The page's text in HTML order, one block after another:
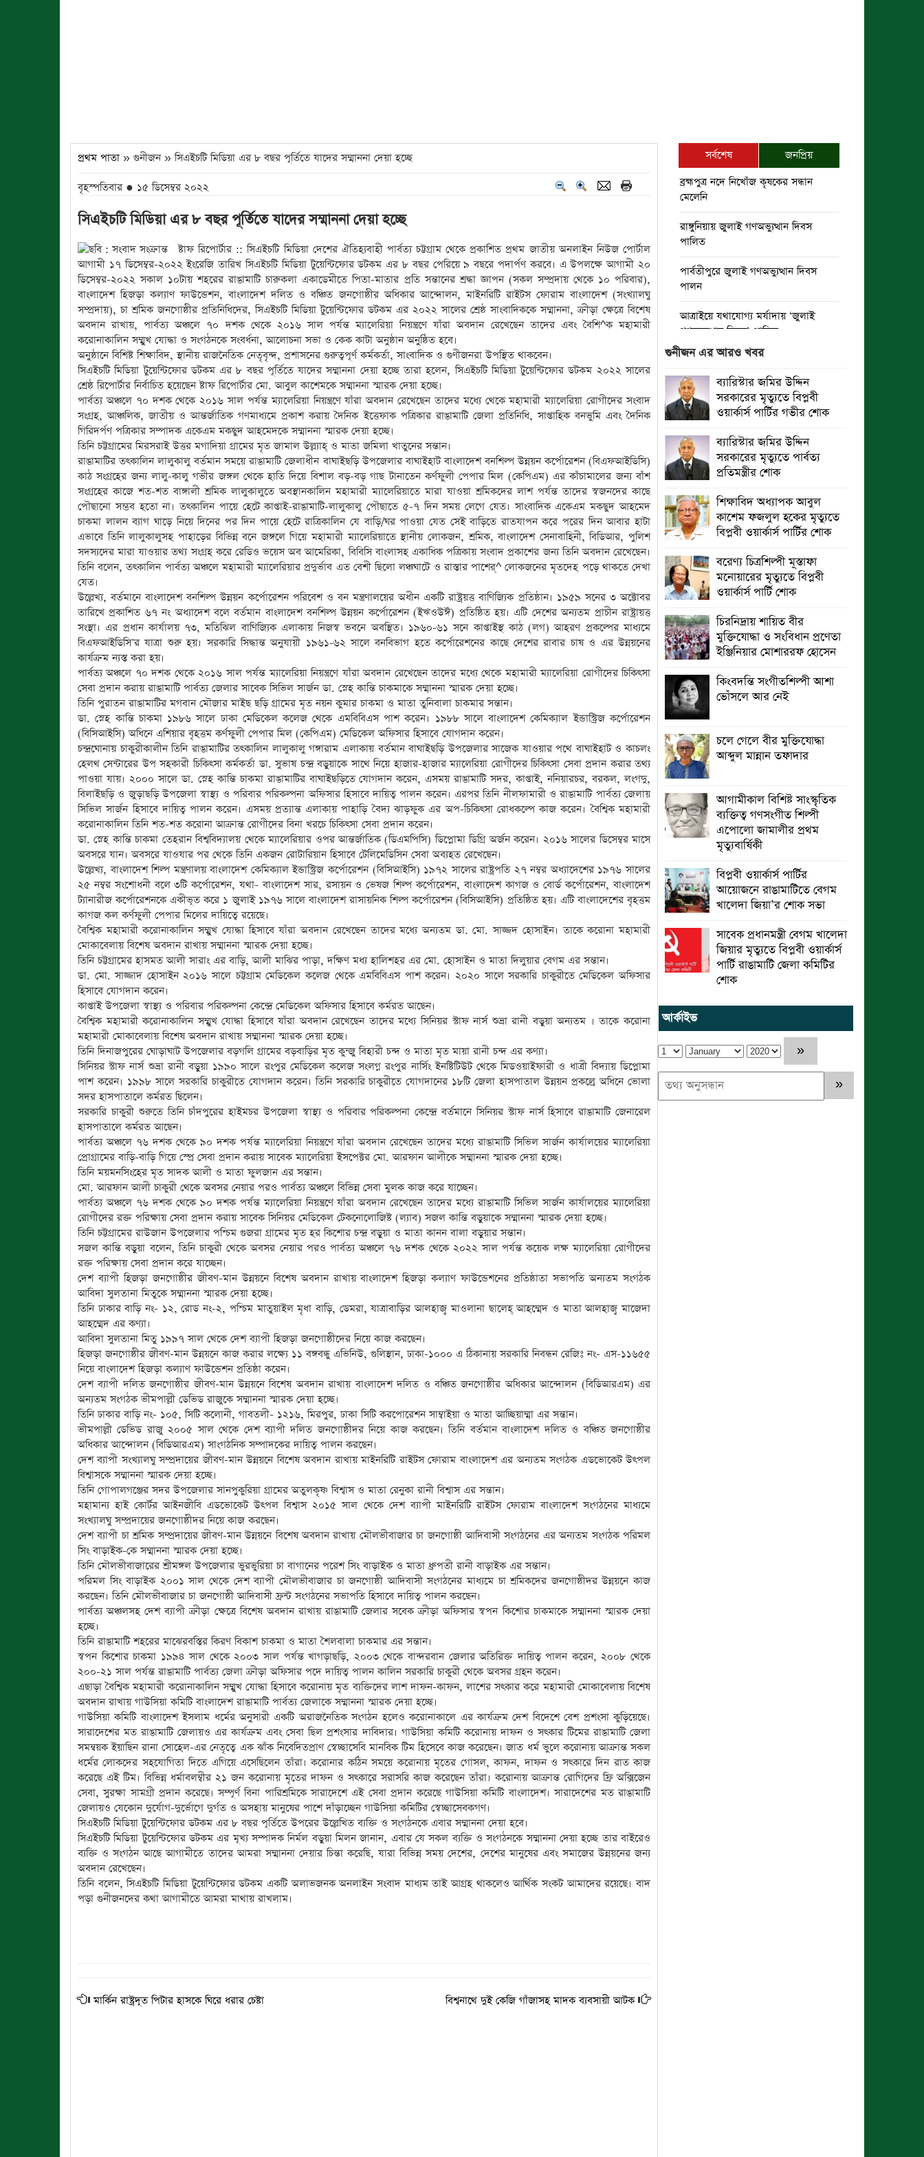
প্রথম পাতা » গুনীজন » সিএইচটি মিডিয়া এর ৮ বছর পূর্তিতে যাদের সম্মাননা দেয়া হচ্ছে
বৃহস্পতিবার ● ১৫ ডিসেম্বর ২০২২
সিএইচটি মিডিয়া এর ৮ বছর পূর্তিতে যাদের সম্মাননা দেয়া হচ্ছে
ষ্টাফ রিপোর্টার :: সিএইচটি মিডিয়া দেশের ঐতিহ্যবাহী পার্বত্য চট্টগ্রাম থেকে প্রকাশিত প্রথম জাতীয় অনলাইন নিউজ পোর্টাল
আগামী ১৭ ডিসেম্বর-২০২২ ইংরেজি তারিখ সিএইচটি মিডিয়া টুয়েন্টিফোর ডটকম এর ৮ বছর পেরিয়ে ৯ বছরে পদার্পণ করবে। এ উপলক্ষে আগামী ২০
ডিসেম্বর-২০২২ সকাল ১০টায় শহরের রাঙামাটি চারুকলা একাডেমীতে পিতা-মাতার প্রতি সন্তানের শ্রদ্ধা জ্ঞাপন (সকল সম্প্রদায় থেকে ১০ পরিবার),
বাংলাদেশ হিজড়া কল্যাণ ফাউন্ডেশন, বাংলাদেশ দলিত ও বঞ্চিত জনগোষ্ঠীর অধিকার আন্দোলন, মাইনরিটি রাইটস ফোরাম বাংলাদেশ (সংখ্যালঘু
সম্প্রদায়), চা শ্রমিক জনগোষ্ঠীর প্রতিনিধিদের, সিএইচটি মিডিয়া টুয়েন্টিফোর ডটকম এর ২০২২ সালের শ্রেষ্ঠ সাংবাদিককে সম্মাননা, ক্রীড়া ক্ষেত্রে বিশেষ
অবদান রাখায়, পার্বত্য অঞ্চলে ৭০ দশক থেকে ২০১৬ সাল পর্যন্ত ম্যালেরিয়া নিয়ন্ত্রণে যাঁরা অবদান রেখেছেন তাদের এবং বৈশি^ক মহামারী
করোনাকালিন সম্মুখ যোদ্ধা ও সংগঠনকে সংবর্ধনা, আলোচনা সভা ও কেক কাটা অনুষ্ঠান অনুষ্ঠিত হবে।
অনুষ্ঠানে বিশিষ্ট শিক্ষাবিদ, স্থানীয় রাজনৈতিক নেতৃবৃন্দ, প্রশাসনের গুরুত্বপূর্ণ কর্মকর্তা, সাংবাদিক ও গুণীজনরা উপস্থিত থাকবেন।
সিএইচটি মিডিয়া টুয়েন্টিফোর ডটকম এর ৮ বছর পূর্তিতে যাদের সম্মাননা দেয়া হচ্ছে তারা হলেন, সিএইচটি মিডিয়া টুয়েন্টিফোর ডটকম ২০২২ সালের
শ্রেষ্ঠ রিপোর্টার নির্বাচিত হয়েছেন ষ্টাফ রিপোর্টার মো. আবুল কাশেমকে সম্মাননা স্মারক দেয়া হচ্ছে।
পার্বত্য অঞ্চলে ৭০ দশক থেকে ২০১৬ সাল পর্যন্ত ম্যালেরিয়া নিয়ন্ত্রণে যাঁরা অবদান রেখেছেন তাদের মধ্যে থেকে মহামারী ম্যালেরিয়া রোগীদের সংবাদ
সংগ্রহ, আঞ্চলিক, জাতীয় ও আন্তর্জাতিক গণমাধ্যমে প্রকাশ করায় দৈনিক ইত্তেফাক পত্রিকার রাঙামাটি জেলা প্রতিনিধি, সাপ্তাহিক বনভুমি এবং দৈনিক
গিরিদর্পণ পত্রিকার সম্পাদক একেএম মকছুদ আহমেদকে সম্মাননা স্মারক দেয়া হচ্ছে।
তিনি চট্টগ্রামের মিরসরাই উত্তর মগাদিয়া গ্রামের মৃত জামাল উল্ল্যাহ্ ও মাতা জমিলা খাতুনের সন্তান।
রাঙামাটির তৎকালিন লালুকালু বর্তমান সময়ে রাঙামাটি জেলাধীন বাঘাইছড়ি উপজেলার বাঘাইহাট বাংলাদেশ বনশিল্প উন্নয়ন কর্পোরেশন (বিএফআইডিসি)
কাঠ সংগ্রহের জন্য লালু-কালু গভীর জঙ্গল থেকে হাতি দিয়ে বিশাল বড়-বড় গাছ টানাতেন কর্ণফুলী পেপার মিল (কেপিএম) এর কাঁচামালের জন্য বাঁশ
সংগ্রহের কাজে শত-শত বাঙ্গালী শ্রমিক লালুকালুতে অবস্থানকালিন মহামারী ম্যালেরিয়াতে মারা যাওয়া শ্রমিকদের লাশ পর্যন্ত তাদের স্বজনদের কাছে
পৌছানো সম্ভব হতো না। তৎকালিন পায়ে হেটে কাপ্তাই-রাঙামাটি-লালুকালু পৌছাতে ৫-৭ দিন সময় লেগে যেত। সাংবাদিক একেএম মকছুদ আহমেদ
চাকমা লালন ব্যাগ ঘাড়ে নিয়ে দিনের পর দিন পায়ে হেটে রাত্রিকালিন যে বাড়ি/ঘর পাওয়া যেত সেই বাড়িতে রাতযাপন করে পরের দিন আবার হাটা
এভাবে তিনি লালুকালুসহ পাহাড়ের বিভিন্ন বনে জঙ্গলে গিয়ে মহামারী ম্যালেরিয়াতে স্থানীয় লোকজন, শ্রমিক, বাংলাদেশ সেনাবাহিনী, বিডিআর, পুলিশ
সদস্যদের মারা যাওয়ার তথ্য সংগ্রহ করে রেডিও ভয়েস অব আমেরিকা, বিবিসি বাংলাসহ একাধিক পত্রিকায় সংবাদ প্রকাশের জন্য তিনি অবদান রেখেছেন।
তিনি বলেন, তৎকালিন পার্বত্য অঞ্চলে মহামারী ম্যালেরিয়ার প্রদুর্ভাব এত বেশী ছিলো লঞ্চঘাটে ও রাস্তার পাশের্^ লোকজনের মৃতদেহ পড়ে থাকতে দেখা
যেত।
উল্লেখ্য, বর্তমানে বাংলাদেশ বনশিল্প উন্নয়ন কর্পোরেশন পরিবেশ ও বন মন্ত্রণালয়ের অধীন একটি রাষ্ট্রয়ত্ত বাণিজ্যিক প্রতিষ্ঠান। ১৯৫৯ সনের ৩ অক্টোবর
তারিখে প্রকাশিত ৬৭ নং অধ্যাদেশ বলে বর্তমান বাংলাদেশ বনশিল্প উন্নয়ন কর্পোরেশন (ইঋওউঈ) প্রতিষ্ঠিত হয়। এটি দেশের অন্যতম প্রাচীন রাষ্ট্রায়ত্ত
সংস্থা। এর প্রধান কার্যালয় ৭৩, মতিঝিল বাণিজ্যিক এলাকায় নিজস্ব ভবনে অবস্থিত। ১৯৬০-৬১ সনে কাপ্তাইস্থ কাঠ (লগ) আহরণ প্রকল্পের মাধ্যমে
বিএফআইডিসি’র যাত্রা শুরু হয়। সরকারি সিদ্ধান্ত অনুযায়ী ১৯৬১-৬২ সালে বনবিভাগ হতে কর্পোরেশনের কাছে দেশের রাবার চাষ ও এর উন্নয়নের
কার্যক্রম ন্যস্ত করা হয়।
পার্বত্য অঞ্চলে ৭০ দশক থেকে ২০১৬ সাল পর্যন্ত ম্যালেরিয়া নিয়ন্ত্রণে যাঁরা অবদান রেখেছেন তাদের মধ্যে থেকে মহামারী ম্যালেরিয়া রোগীদের চিকিৎসা
সেবা প্রদান করায় রাঙামাটি পার্বত্য জেলার সাবেক সিভিল সার্জন ডা. স্নেহ কান্তি চাকমাকে সম্মাননা স্মারক দেয়া হচ্ছে।
তিনি পুরাতন রাঙামাটির মগবান মৌজার মাইছ ছড়ি গ্রামের মৃত নয়ন কুমার চাকমা ও মাতা তুনিবালা চাকমার সন্তান।
ডা. স্নেহ কান্তি চাকমা ১৯৮৬ সালে ঢাকা মেডিকেল কলেজ থেকে এমবিবিএস পাশ করেন। ১৯৮৮ সালে বাংলাদেশ কেমিক্যাল ইন্ডাস্ট্রিজ কর্পোরেশন
(বিসিআইসি) অধিনে এশিয়ার বৃহত্তম কর্ণফুলী পেপার মিল (কেপিএম) মেডিকেল অফিসার হিসাবে যোগদান করেন।
চন্দ্রঘোনায় চাকুরীকালীন তিনি রাঙামাটির তৎকালিন লালুকালু গঙ্গারাম এলাকায় বর্তমান বাঘাইছড়ি উপজেলার সাজেক যাওয়ার পথে বাঘাইহাট ও কাচলং
হেলথ সেন্টারের উপ সহকারী চিকিৎসা কর্মকর্তা ডা. সুভাষ চন্দ্র বড়ুয়াকে সাথে নিয়ে হাজার-হাজার ম্যালেরিয়া রোগীদের চিকিৎসা সেবা প্রদান করার তথ্য
পাওয়া যায়। ২০০০ সালে ডা. স্নেহ কান্তি চাকমা রাঙামাটির বাঘাইছড়িতে যোগদান করেন, এসময় রাঙামাটি সদর, কাপ্তাই, ননিয়ারচর, বরকল, লংগদু,
বিলাইছড়ি ও জুড়াছড়ি উপজেলা স্বাস্থ্য ও পরিবার পরিকল্পনা অফিসার হিসাবে দায়িত্ব পালন করেন। এরপর তিনি নীলফামারী ও রাঙামাটি পার্বত্য জেলায়
সিভিল সার্জন হিসাবে দায়িত্ব পালন করেন। এসময় প্রত্যান্ত এলাকায় পাহাড়ি বৈদ্য ঝাড়ফুক এর অপ-চিকিৎসা রোধকল্পে কাজ করেন। বৈশ্বিক মহামারী
করোনাকালিন তিনি শত-শত করোনা আক্রান্ত রোগীদের বিনা খরচে চিকিৎসা সেবা প্রদান করেন।
ডা. স্নেহ কান্তি চাকমা তেহরান বিশ্ববিদ্যালয় থেকে ম্যালেরিয়ার ওপর আন্তর্জাতিক (ডিএমপিসি) ডিপ্লোমা ডিগ্রি অর্জন করেন। ২০১৬ সালের ডিসেম্বর মাসে
অবসরে যান। অবসরে যাওযার পর থেকে তিনি একজন রোটারিয়ান হিসাবে টেলিমেডিসিন সেবা অব্যহত রেখেছেন।
উল্লেখ্য, বাংলাদেশ শিল্প মন্ত্রণালয় বাংলাদেশ কেমিক্যাল ইন্ডাস্ট্রিজ কর্পোরেশন (বিসিআইসি) ১৯৭২ সালের রাষ্ট্রপতি ২৭ নম্বর অধ্যাদেশের ১৯৭৬ সালের
২৫ নম্বর সংশোধনী বলে ৩টি কর্পোরেশন, যথা- বাংলাদেশ সার, রসায়ন ও ভেষজ শিল্প কর্পোরেশন, বাংলাদেশ কাগজ ও বোর্ড কর্পোরেশন, বাংলাদেশ
ট্যানারীজ কর্পোরেশনকে একীভূত করে ১ জুলাই ১৯৭৬ সালে বাংলাদেশ রাসায়নিক শিল্প কর্পোরেশন (বিসিআইসি) প্রতিষ্ঠিত হয়। এটি বাংলাদেশের বৃহত্তম
কাগজ কল কর্ণফুলী পেপার মিলের দায়িত্বে রয়েছে।
বৈশ্বিক মহামারী করোনাকালিন সম্মুখ যোদ্ধা হিসাবে যাঁরা অবদান রেখেছেন তাদের মধ্যে অন্যতম ডা. মো. সাজ্জদ হোসাইন। তাকে করোনা মহামারী
মোকাবেলায় বিশেষ অবদান রাখায় সম্মাননা স্মারক দেয়া হচ্ছে।
তিনি চট্টগ্রামের হাসমত আলী সারাং এর বাড়ি, আলী মাঝির পাড়া, দক্ষিণ মধ্য হালিশহর এর মো. হোসাইন ও মাতা দিলুয়ার বেগম এর সন্তান।
ডা. মো. সাজ্জাদ হোসাইন ২০১৬ সালে চট্টগ্রাম মেডিকেল কলেজ থেকে এমবিবিএস পাশ করেন। ২০২০ সালে সরকারি চাকুরীতে মেডিকেল অফিসার
হিসাবে যোগদান করেন।
কাপ্তাই উপজেলা স্বাস্থ্য ও পরিবার পরিকল্পনা কেন্দ্রে মেডিকেল অফিসার হিসাবে কর্মরত আছেন।
বৈশ্বিক মহামারী করোনাকালিন সম্মুখ যোদ্ধা হিসাবে যাঁরা অবদান রেখেছেন তাদের মধ্যে সিনিয়র স্টাফ নার্স শুভ্রা রানী বড়ুয়া অন্যতম । তাকে করোনা
মহামারী মোকাবেলায় বিশেষ অবদান রাখায় সম্মাননা স্মারক দেয়া হচ্ছে।
তিনি দিনাজপুরের ঘোড়াঘাট উপজেলার বড়গলি গ্রামের বড়বাড়ির মৃত কুন্জু বিহারী চন্দ ও মাতা মৃত মায়া রানী চন্দ এর কণ্যা।
সিনিয়র স্টাফ নার্স শুভ্রা রানী বড়ুয়া ১৯৯০ সালে রংপুর মেডিকেল কলেজ সংলগ্ন রংপুর নার্সিং ইনষ্টিটিউট থেকে মিডওয়াইফারী ও ধাত্রী বিদ্যায় ডিপ্লোমা
পাশ করেন। ১৯৯৮ সালে সরকারি চাকুরীতে যোগদান করেন। তিনি সরকারি চাকুরীতে যোগদানের ১৮টি জেলা হাসপাতাল উন্নয়ন প্রকল্রে অধিনে ভোলা
সদর হাসপাতালে কর্মরত ছিলেন।
সরকারি চাকুরী শুরুতে তিনি চাঁদপুরের হাইমচর উপজেলা স্বাস্থ্য ও পরিবার পরিকল্পনা কেন্দ্রে বর্তমানে সিনিয়র স্টাফ নার্স হিসাবে রাঙামাটি জেনারেল
হাসপাতালে কর্মরত আছেন।
পার্বত্য অঞ্চলে ৭৬ দশক থেকে ৯০ দশক পর্যন্ত ম্যালেরিয়া নিয়ন্ত্রণে যাঁরা অবদান রেখেছেন তাদের মধ্যে রাঙামাটি সিভিল সার্জন কার্যালয়ের ম্যালেরিয়া
প্রোগ্রামের বাড়ি-বাড়ি গিয়ে স্প্রে সেবা প্রদান করায় সাবেক ম্যালেরিয়া ইসপেক্টর মো. আরফান আলীকে সম্মাননা স্মারক দেয়া হচ্ছে।
তিনি ময়মনসিংহের মৃত সাদক আলী ও মাতা ফুলজান এর সন্তান।
মো. আরফান আলী চাকুরী থেকে অবসর নেয়ার পরও পার্বত্য অঞ্চলে বিভিন্ন সেবা মুলক কাজ করে যাচ্ছেন।
পার্বত্য অঞ্চলে ৭৬ দশক থেকে ৯০ দশক পর্যন্ত ম্যালেরিয়া নিয়ন্ত্রণে যাঁরা অবদান রেখেছেন তাদের মধ্যে রাঙামাটি সিভিল সার্জন কার্যালয়ের ম্যালেরিয়া
রোগীদের রক্ত পরিক্ষায় সেবা প্রদান করায় সাবেক সিনিয়র মেডিকেল টেকনোলোজিষ্ট (ল্যাব) সজল কান্তি বড়ুয়াকে সম্মাননা স্মারক দেয়া হচ্ছে।
তিনি চট্টগ্রামের রাউজান উপজেলার পশ্চিম গুজরা গ্রামের মৃত হর কিশোর চন্দ্র বড়ুয়া ও মাতা কানন বালা বড়ুয়ার সন্তান।
সজল কান্তি বড়ুয়া বলেন, তিনি চাকুরী থেকে অবসর নেয়ার পরও পার্বত্য অঞ্চলে ৭৬ দশক থেকে ২০২২ সাল পর্যন্ত কয়েক লক্ষ ম্যালেরিয়া রোগীদের
রক্ত পরিক্ষায় সেবা প্রদান করে যাচ্ছেন।
দেশ ব্যাপী হিজড়া জনগোষ্ঠীর জীবণ-মান উন্নয়নে বিশেষ অবদান রাখায় বাংলাদেশ হিজড়া কল্যাণ ফাউন্ডেশনের প্রতিষ্ঠাতা সভাপতি অন্যতম সংগঠক
আবিদা সুলতানা মিতুকে সম্মাননা স্মারক দেয়া হচ্ছে।
তিনি ঢাকার বাড়ি নং- ১২, রোড নং-২, পশ্চিম মাতুয়াইল মৃধা বাড়ি, ডেমরা, যাত্রাবাড়ির আলহাজ্ব মাওলানা ছালেহ্ আহম্মেদ ও মাতা আলহাজ্ব মাজেদা
আহম্মেদ এর কণ্যা।
আবিদা সুলতানা মিতু ১৯৯৭ সাল থেকে দেশ ব্যাপী হিজড়া জনগোষ্ঠীদের নিয়ে কাজ করছেন।
হিজড়া জনগোষ্ঠীর জীবণ-মান উন্নয়নে কাজ করার লক্ষ্যে ১১ বঙ্গবন্ধু এভিনিউ, গুলিস্থান, ঢাকা-১০০০ এ ঠিকানায় সরকারি নিবন্ধন রেজিঃ নং- এস-১১৬৫৫
নিয়ে বাংলাদেশ হিজড়া কল্যাণ ফাউন্ডেশন প্রতিষ্ঠা করেন।
দেশ ব্যাপী দলিত জনগোষ্ঠীর জীবণ-মান উন্নয়নে বিশেষ অবদান রাখায় বাংলাদেশ দলিত ও বঞ্চিত জনগোষ্ঠীর অধিকার আন্দোলন (বিডিআরএম) এর
অন্যতম সংগঠক ভীমপাল্লী ডেভিড রাজুকে সম্মাননা স্মারক দেয়া হচ্ছে।
তিনি ঢাকার বাড়ি নং- ১০৫, সিটি কলোনী, গাবতলী- ১২১৬, মিরপুর, ঢাকা সিটি করপোরেশন সাম্বাইয়া ও মাতা আচ্ছিয়াম্মা এর সন্তান।
ভীমপাল্লী ডেভিড রাজু ২০০৫ সাল থেকে দেশ ব্যাপী দলিত জনগোষ্ঠীদর নিয়ে কাজ করছেন। তিনি বর্তমান বাংলাদেশ দলিত ও বঞ্চিত জনগোষ্ঠীর
অধিকার আন্দোলন (বিডিআরএম) সাংগঠনিক সম্পাদকের দায়িত্ব পালন করছেন।
দেশ ব্যাপী সংখ্যালঘু সম্প্রদায়ের জীবণ-মান উন্নয়নে বিশেষ অবদান রাখায় মাইনরিটি রাইটস ফোরাম বাংলাদেশ এর অন্যতম সংগঠক এডভোকেট উৎপল
বিশ্বাসকে সম্মাননা স্মারক দেয়া হচ্ছে।
তিনি গোপালগঞ্জের সদর উপজেলার সানপুকুরিয়া গ্রামের অতুলকৃষ্ণ বিশ্বাস ও মাতা রেনুকা রানী বিশ্বাস এর সন্তান।
মহামান্য হাই কোর্টর আইনজীবি এডভোকেট উৎপল বিশ্বাস ২০১৫ সাল থেকে দেশ ব্যাপী মাইনরিটি রাইটস ফোরাম বাংলাদেশ সংগঠনের মাধ্যমে
সংখ্যালঘু সম্প্রদায়ের জনগোষ্ঠীদর নিয়ে কাজ করছেন।
দেশ ব্যাপী চা শ্রমিক সম্প্রদায়ের জীবণ-মান উন্নয়নে বিশেষ অবদান রাখায় মৌলভীবাজার চা জনগোষ্ঠী আদিবাসী সংগঠনের এর অন্যতম সংগঠক পরিমল
সিং বাড়াইক-কে সম্মাননা স্মারক দেয়া হচ্ছে।
তিনি মৌলভীবাজারের শ্রীমঙ্গল উপজেলার ভুরভুরিয়া চা বাগানের পরেশ সিং বাড়াইক ও মাতা ধ্রুপতী রানী বাড়াইক এর সন্তান।
পরিমল সিং বাড়াইক ২০০১ সাল থেকে দেশ ব্যাপী মৌলভীবাজার চা জনগোষ্ঠী আদিবাসী সংগঠনের মাধ্যমে চা শ্রমিকদের জনগোষ্ঠীদর উন্নয়নে কাজ
করছেন। তিনি মৌলভীবাজার চা জনগোষ্ঠী আদিবাসী ফ্রন্ট সংগঠনের সভাপতি হিসাবে দায়িত্ব পালন করছেন।
পার্বত্য অঞ্চলসহ দেশ ব্যাপী ক্রীড়া ক্ষেত্রে বিশেষ অবদান রাখায় রাঙামাটি জেলার সবেক ক্রীড়া অফিসার স্বপন কিশোর চাকমাকে সম্মাননা স্মারক দেয়া
হচ্ছে।
তিনি রাঙামাটি শহরের মাঝেরবস্তির কিরণ বিকাশ চাকমা ও মাতা শৈলবালা চাকমার এর সন্তান।
স্বপন কিশোর চাকমা ১৯৯৪ সাল থেকে ২০০৩ সাল পর্যন্ত খাগড়াছড়ি, ২০০৩ থেকে বান্দরবান জেলার অতিরিক্ত দায়িত্ব পালন করেন, ২০০৮ থেকে
২০০-২১ সাল পর্যন্ত রাঙামাটি পার্বত্য জেলা ক্রীড়া অফিসার পদে দায়িত্ব পালন কালিন সরকারি চাকুরী থেকে অবসর গ্রহন করেন।
এছাড়া বৈশ্বিক মহামারী করোনাকালিন সম্মুখ যোদ্ধা হিসাবে করোনায় মৃত ব্যক্তিদের লাশ দাফন-কাফন, লাশের সৎকার করে মহামারী মোকাবেলায় বিশেষ
অবদান রাখায় গাউসিয়া কমিটি বাংলাদেশ রাঙামাটি পার্বত্য জেলাকে সম্মাননা স্মারক দেয়া হচ্ছে।
গাউসিয়া কমিটি বাংলাদেশ ইসলাম ধর্মের অনুসারী একটি অরাজনৈতিক সংগঠন হলেও করোনাকালে এর কার্যক্রম দেশ বিদেশে বেশ প্রশংসা কুড়িয়েছে।
সারাদেশের মত রাঙামাটি জেলায়ও এর কার্যক্রম এবং সেবা ছিল প্রশংসার দাবিদার। গাউসিয়া কমিটি করোনায় দাফন ও সৎকার টিমের রাঙামাটি জেলা
সমন্বয়ক ইয়াছিন রানা সোহেল-এর নেতৃত্বে এক ঝাঁক নিবেদিতপ্রাণ স্বেচ্ছাসেবি মানবিক টিম হিসেবে কাজ করেছেন। জাত ধর্ম ভুলে করোনায় আক্রান্ত সকল
ধর্মের লোকদের সহযোগিতা দিতে এগিয়ে এসেছিলেন তাঁরা। করোনার কঠিন সময়ে করোনায় মৃতের গোসল, কাফন, দাফন ও সৎকারে দিন রাত কাজ
করেছে এই টিম। বিভিন্ন ধর্মাবলম্বীর ২১ জন করোনায় মৃতের দাফন ও সৎকারে সরাসরি কাজ করেছেন তাঁরা। করোনায় আক্রান্ত রোগিদের ফ্রি অক্সিজেন
সেবা, সুরক্ষা সামগ্রী প্রদান করেছে। সম্পূর্ণ বিনা পারিশ্রমিকে সারাদেশে এই সেবা প্রদান করেছে গাউসিয়া কমিটি বাংলাদেশ। সারাদেশের মত রাঙামাটি
জেলায়ও যেকোন দুর্যোগ-দুর্ভোগে দুর্গত ও অসহায় মানুষের পাশে দাঁড়াচ্ছেন গাউসিয়া কমিটির স্বেচ্ছাসেবকগণ।
সিএইচটি মিডিয়া টুয়েন্টিফোর ডটকম এর ৮ বছর পূর্তিতে উপরের উল্লেখিত ব্যক্তি ও সংগঠনকে এবার সম্মাননা দেয়া হবে।
সিএইচটি মিডিয়া টুয়েন্টিফোর ডটকম এর মূখ্য সম্পাদক নির্মল বড়ুয়া মিলন জানান, এবার যে সকল ব্যক্তি ও সংগঠনকে সম্মাননা দেয়া হচ্ছে তার বাইরেও
ব্যক্তি ও সংগঠন আছে আগামীতে তাদের আমরা সম্মাননা দেয়ার চিন্তা করেছি, যারা বিভিন্ন সময় দেশের, দেশের মানুষের এবং সমাজের উন্নয়নের জন্য
অবদান রেখেছেন।
তিনি বলেন, সিএইচটি মিডিয়া টুয়েন্টিফোর ডটকম একটি অলাভজনক অনলাইন সংবাদ মাধ্যম তাই আগ্রহ থাকলেও আর্থিক সংকট আমাদের রয়েছে। বাদ
পড়া গুনীজনদের কথা আগামীতে আমরা মাথায় রাখলাম।
মার্কিন রাষ্ট্রদূত পিটার হাসকে ঘিরে ধরার চেষ্টা বিশ্বনাথে দুই কেজি গাঁজাসহ মাদক ব্যবসায়ী আটক
সর্বশেষ
জনপ্রিয়
ব্রহ্মপুত্র নদে নিখোঁজ কৃষকের সন্ধান
মেলেনি
রাঙ্গুনিয়ায় জুলাই গণঅভ্যুত্থান দিবস
পালিত
পার্বতীপুরে জুলাই গণঅভ্যুত্থান দিবস
পালন
আত্রাইয়ে যথাযোগ্য মর্যাদায় ‘জুলাই
গণঅভ্যুত্থান দিবস’ পালিত
ঝালকাঠিতে জুলাই গণঅভ্যুত্থান দিবস
পালিত
রাবিপ্রবি’তে ‘জুলাই গণঅভ্যুত্থান
দিবস-২০২৬’ উদযাপিত
প্রত্যেক অপরাধীর বিচার এ দেশেই হবে,
সে যত শক্তিশালীই হোক না কেন”-
চট্টগ্রামে জুলাই গণঅভ্যুত্থান দিবসে
ব্যারিস্টার মীর হেলাল
গণঅভ্যুত্থানের অর্জন আজ রাজনৈতিক
মাফিয়া ও দুর্বৃত্তায়নের খপ্পরে : আবু হাসান
টিপু
রাঙামাটিতে “ফিরে দেখা রক্তঝরা জুলাই-
আগস্ট প্রত্যাশা আর প্রাপ্তি শীর্ষক
“কথকতা” অনুষ্ঠান অনুষ্ঠিত
ছুটির রাতে খোলা ভূমি অফিস, ভেতরে
তহশিলদার
গুনীজন এর আরও খবর
ব্যারিস্টার জমির উদ্দিন
সরকারের মৃত্যুতে বিপ্লবী
ওয়ার্কার্স পার্টির গভীর শোক
ব্যারিস্টার জমির উদ্দিন
সরকারের মৃত্যুতে পার্বত্য
প্রতিমন্ত্রীর শোক
শিক্ষাবিদ অধ্যাপক আবুল
কাশেম ফজলুল হকের মৃত্যুতে
বিপ্লবী ওয়ার্কার্স পার্টির শোক
বরেণ্য চিত্রশিল্পী মূস্তাফা
মনোয়ারের মৃত্যুতে বিপ্লবী
ওয়ার্কার্স পার্টি শোক
চিরনিদ্রায় শায়িত বীর
মুক্তিযোদ্ধা ও সংবিধান প্রণেতা
ইঞ্জিনিয়ার মোশাররফ হোসেন
কিংবদন্তি সংগীতশিল্পী আশা
ভোঁসলে আর নেই
চলে গেলে বীর মুক্তিযোদ্ধা
আব্দুল মান্নান তফাদার
আগামীকাল বিশিষ্ট সাংস্কৃতিক
ব্যক্তিত্ব গণসংগীত শিল্পী
এপোলো জামালীর প্রথম
মৃত্যুবার্ষিকী
বিপ্লবী ওয়ার্কার্স পার্টির
আয়োজনে রাঙামাটিতে বেগম
খালেদা জিয়া’র শোক সভা
সাবেক প্রধানমন্ত্রী বেগম খালেদা
জিয়ার মৃত্যুতে বিপ্লবী ওয়ার্কার্স
পার্টি রাঙামাটি জেলা কমিটির
শোক
আর্কাইভ